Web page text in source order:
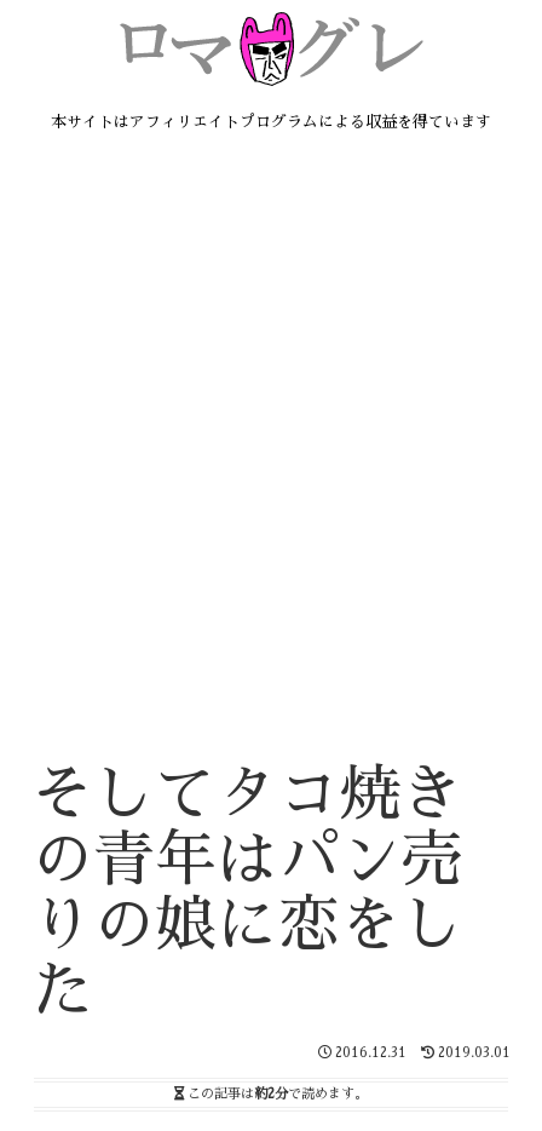
本サイトはアフィリエイトプログラムによる収益を得ています
そしてタコ焼き
の青年はパン売
りの娘に恋をし
た
2016.12.31 2019.03.01
この記事は約2分で読めます。